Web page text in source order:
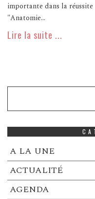
importante dans la
"Anatomie...
Lire la suite ...
A LA UNE
ACTUALITÉ
AGENDA